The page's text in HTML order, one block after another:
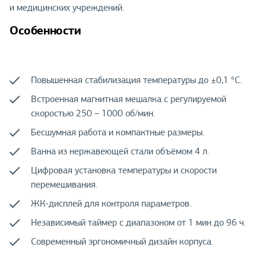
и медицинских учреждений.
Особенности
Повышенная стабилизация температуры до ±0,1 °С.
Встроенная магнитная мешалка с регулируемой
скоростью 250 – 1000 об/мин.
Бесшумная работа и компактные размеры.
Ванна из нержавеющей стали объёмом 4 л.
Цифровая установка температуры и скорости
перемешивания.
ЖК-дисплей для контроля параметров.
Независимый таймер с диапазоном от 1 мин до 96 ч.
Современный эргономичный дизайн корпуса.